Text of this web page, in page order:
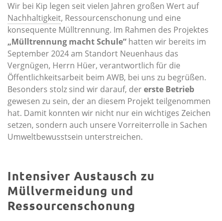
Wir bei Kip legen seit vielen Jahren großen Wert auf
Nachhaltigkeit, Ressourcenschonung und eine
konsequente Mülltrennung. Im Rahmen des Projektes
„Mülltrennung macht Schule“ hatten wir bereits im
September 2024 am Standort Neuenhaus das
Vergnügen, Herrn Hüer, verantwortlich für die
Öffentlichkeitsarbeit beim AWB, bei uns zu begrüßen.
Besonders stolz sind wir darauf, dererste Betrieb
gewesen zu sein, der an diesem Projekt teilgenommen
hat. Damit konnten wir nicht nur ein wichtiges Zeichen
setzen, sondern auch unsere Vorreiterrolle in Sachen
Umweltbewusstsein unterstreichen.
Intensiver Austausch zu
Müllvermeidung und
Ressourcenschonung